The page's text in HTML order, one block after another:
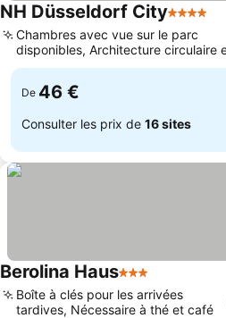
NH Düsseldorf City4 Étoiles
Chambres avec vue sur le parc
disponibles, Architecture circulaire
verre impressionnante
De 46 €
Consulter les prix de 16 sites
Berolina Haus3 Étoiles
Boîte à clés pour les arrivées
tardives, Nécessaire à thé et café